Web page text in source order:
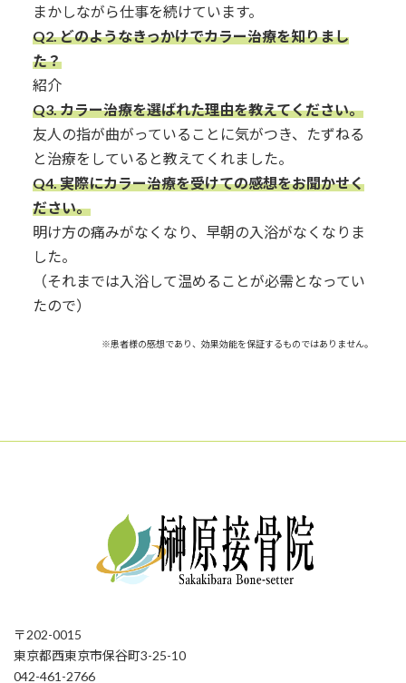
まかしながら仕事を続けています。
Q2. どのようなきっかけでカラー治療を知りまし
た？
紹介
Q3.カラー治療を選ばれた理由を教えてください。
友人の指が曲がっていることに気がつき、たずねる
と治療をしていると教えてくれました。
Q4. 実際にカラー治療を受けての感想をお聞かせく
ださい。
明け方の痛みがなくなり、早朝の入浴がなくなりま
した。
（それまでは入浴して温めることが必需となってい
たので）
※患者様の感想であり、効果効能を保証するものではありません。
〒202-0015
東京都西東京市保谷町3-25-10
042-461-2766